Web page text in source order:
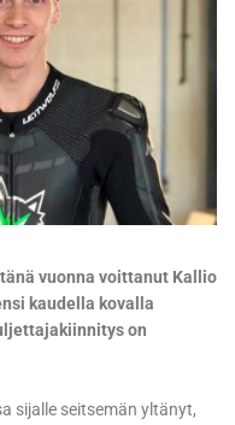
vuonna voittanut Kallio
kaudella kovalla
on
sijalle seitsemän yltänyt,